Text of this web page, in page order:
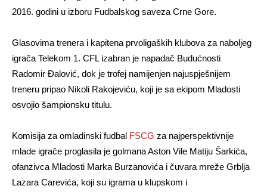
2016. godini u izboru Fudbalskog saveza Crne Gore.
Glasovima trenera i kapitena prvoligaških klubova za naboljeg
igrača Telekom 1. CFL izabran je napadač Budućnosti
Radomir Đalović, dok je trofej namijenjen najuspješnijem
treneru pripao Nikoli Rakojeviću, koji je sa ekipom Mladosti
osvojio šampionsku titulu.
Komisija za omladinski fudbal FSCG za najperspektivnije
mlade igrače proglasila je golmana Aston Vile Matiju Šarkića,
ofanzivca Mladosti Marka Burzanovića i čuvara mreže Grblja
Lazara Carevića, koji su igrama u klupskom i